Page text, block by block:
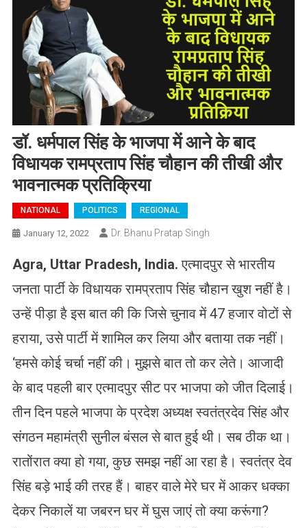
डॉ. धर्मपाल सिंह के भाजपा में आने के बाद
विधायक रामप्रताप सिंह चौहान की तीखी और
भावनात्मक प्रतिक्रिया
NATIONAL POLITICS REGIONAL
January 12, 2022 Dr. Bhanu Pratap Singh
Agra, Uttar Pradesh, India. एत्मादपुर से भारतीय
जनता पार्टी के विधायक रामप्रताप सिंह चौहान खुश नहीं है।
उन्हें पीड़ा है इस बात की कि जिसे चुनाव में 47 हजार वोटों से
हराया, उसे पार्टी में शामिल कर लिया और बताया तक नहीं।
‘हमसे कोई चर्चा नहीं की। मुझसे बात तो कर लेते। आजादी
के बाद पहली बार एत्मादपुर सीट पर भाजपा को जीत दिलाई।
तीन दिन पहले भाजपा के प्रदेश अध्यक्ष स्वतंत्रदेव सिंह और
संगठन महामंत्री सुनील बंसल से बात हुई थी। सब ठीक था।
रातोंरात क्या हो गया, कुछ समझ नहीं आ रहा है। स्वतंत्र देव
सिंह बड़े भाई की तरह हैं। बाहर वाले मेरे घर में आकर धक्का
देकर निकालें या जबरन घर में घुस जाएं तो क्या करूंगा?